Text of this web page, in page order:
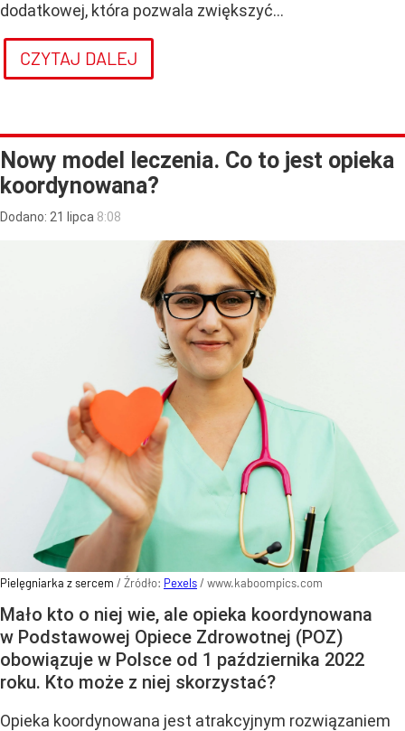
dodatkowej, która pozwala zwiększyć...
CZYTAJ DALEJ
Nowy model leczenia. Co to jest opieka
koordynowana?
Dodano: 21 lipca 8:08
Pielęgniarka z sercem / Źródło: Pexels/ www.kaboompics.com
Mało kto o niej wie, ale opieka koordynowana
w Podstawowej Opiece Zdrowotnej (POZ)
obowiązuje w Polsce od 1 października 2022
roku. Kto może z niej skorzystać?
Opieka koordynowana jest atrakcyjnym rozwiązaniem